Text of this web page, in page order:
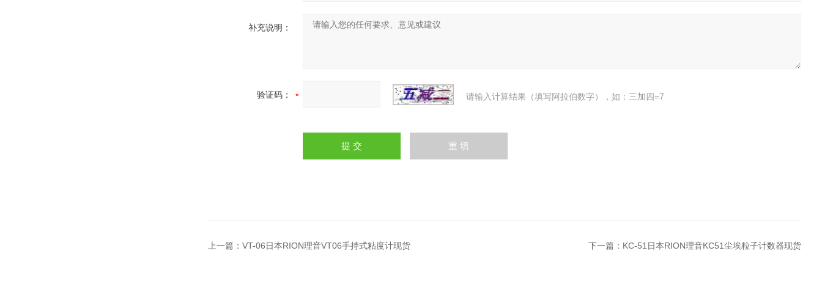
补充说明：
验证码： 请输入计算结果（填写阿拉伯数字），如：三加四=7
上一篇：VT-06日本RION理音VT06手持式粘度计现货 下一篇： KC-51日本RION理音KC51尘埃粒子计数器现货